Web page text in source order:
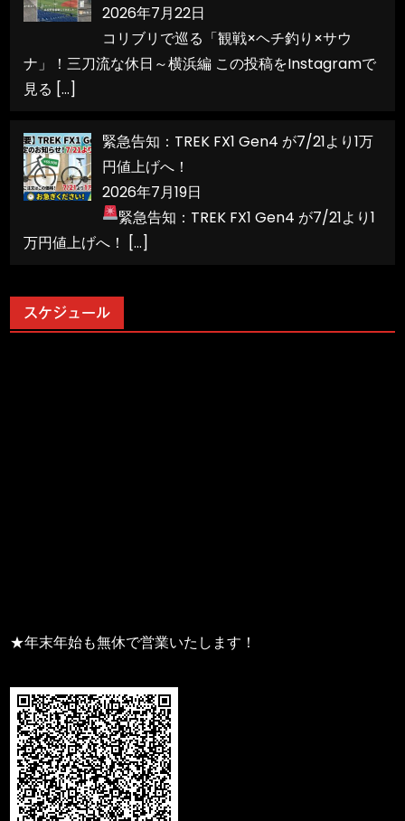
2026年7月22日
コリブリで巡る「観戦×ヘチ釣り×サウ
ナ」！三刀流な休日～横浜編 この投稿をInstagramで
見る […]
緊急告知：TREK FX1 Gen4 が7/21より1万
円値上げへ！
2026年7月19日
緊急告知：TREK FX1 Gen4 が7/21より1
万円値上げへ！
[…]
スケジュール
★年末年始も無休で営業いたします！